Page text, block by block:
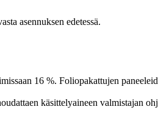
asennuksen edetessä.
16 %. Foliopakattujen
käsittelyaineen valmistajan